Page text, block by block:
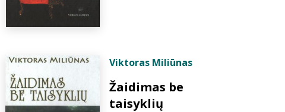
Viktoras Miliūnas
Žaidimas be
taisyklių